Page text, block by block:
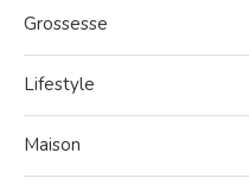
Grossesse
Lifestyle
Maison